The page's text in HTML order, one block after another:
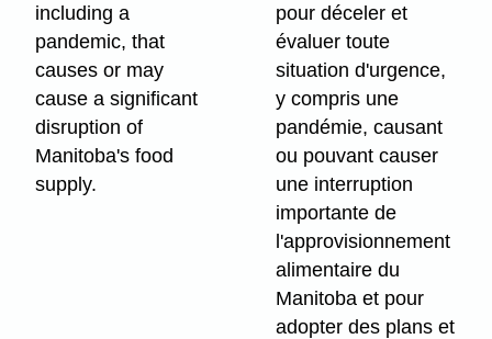
including a
pandemic, that
causes or may
cause a significant
disruption of
Manitoba's food
supply.
pour déceler et
évaluer toute
situation d'urgence,
y compris une
pandémie, causant
ou pouvant causer
une interruption
importante de
l'approvisionnement
alimentaire du
Manitoba et pour
adopter des plans et